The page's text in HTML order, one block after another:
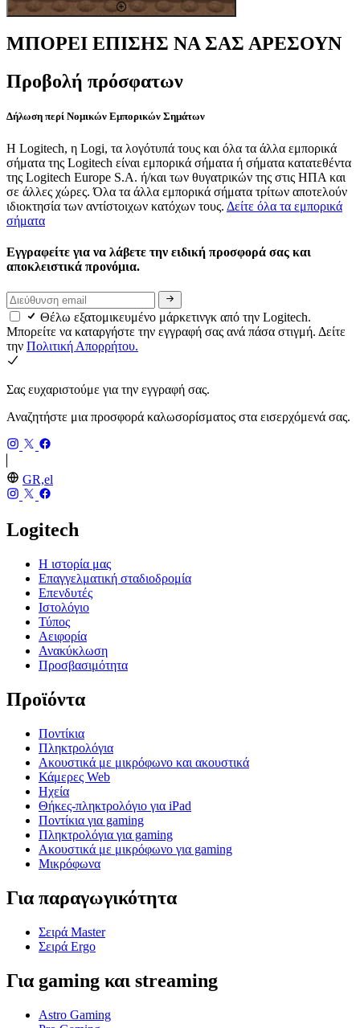
ΜΠΟΡΕΙ ΕΠΙΣΗΣ ΝΑ ΣΑΣ ΑΡΕΣΟΥΝ
Προβολή πρόσφατων
Δήλωση περί Νομικών Εμπορικών Σημάτων
Η Logitech, η Logi, τα λογότυπά τους και όλα τα άλλα εμπορικά
σήματα της Logitech είναι εμπορικά σήματα ή σήματα κατατεθέντα
της Logitech Europe S.A. ή/και των θυγατρικών της στις ΗΠΑ και
σε άλλες χώρες. Όλα τα άλλα εμπορικά σήματα τρίτων αποτελούν
ιδιοκτησία των αντίστοιχων κατόχων τους. Δείτε όλα τα εμπορικά
σήματα
Εγγραφείτε για να λάβετε την ειδική προσφορά σας και
αποκλειστικά προνόμια.
Θέλω εξατομικευμένο μάρκετινγκ από την Logitech.
Μπορείτε να καταργήστε την εγγραφή σας ανά πάσα στιγμή. Δείτε
την Πολιτική Απορρήτου.
Σας ευχαριστούμε για την εγγραφή σας.
Αναζητήστε μια προσφορά καλωσορίσματος στα εισερχόμενά σας.
GR,el
Logitech
Η ιστορία μας
Επαγγελματική σταδιοδρομία
Επενδυτές
Ιστολόγιο
Τύπος
Αειφορία
Ανακύκλωση
Προσβασιμότητα
Προϊόντα
Ποντίκια
Πληκτρολόγια
Ακουστικά με μικρόφωνο και ακουστικά
Κάμερες Web
Ηχεία
Θήκες-πληκτρολόγιο για iPad
Ποντίκια για gaming
Πληκτρολόγια για gaming
Ακουστικά με μικρόφωνο για gaming
Μικρόφωνα
Για παραγωγικότητα
Σειρά Master
Σειρά Ergo
Για gaming και streaming
Astro Gaming